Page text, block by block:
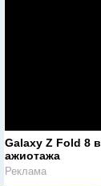
Galaxy Z Fold 8
ажиотажа
Реклама